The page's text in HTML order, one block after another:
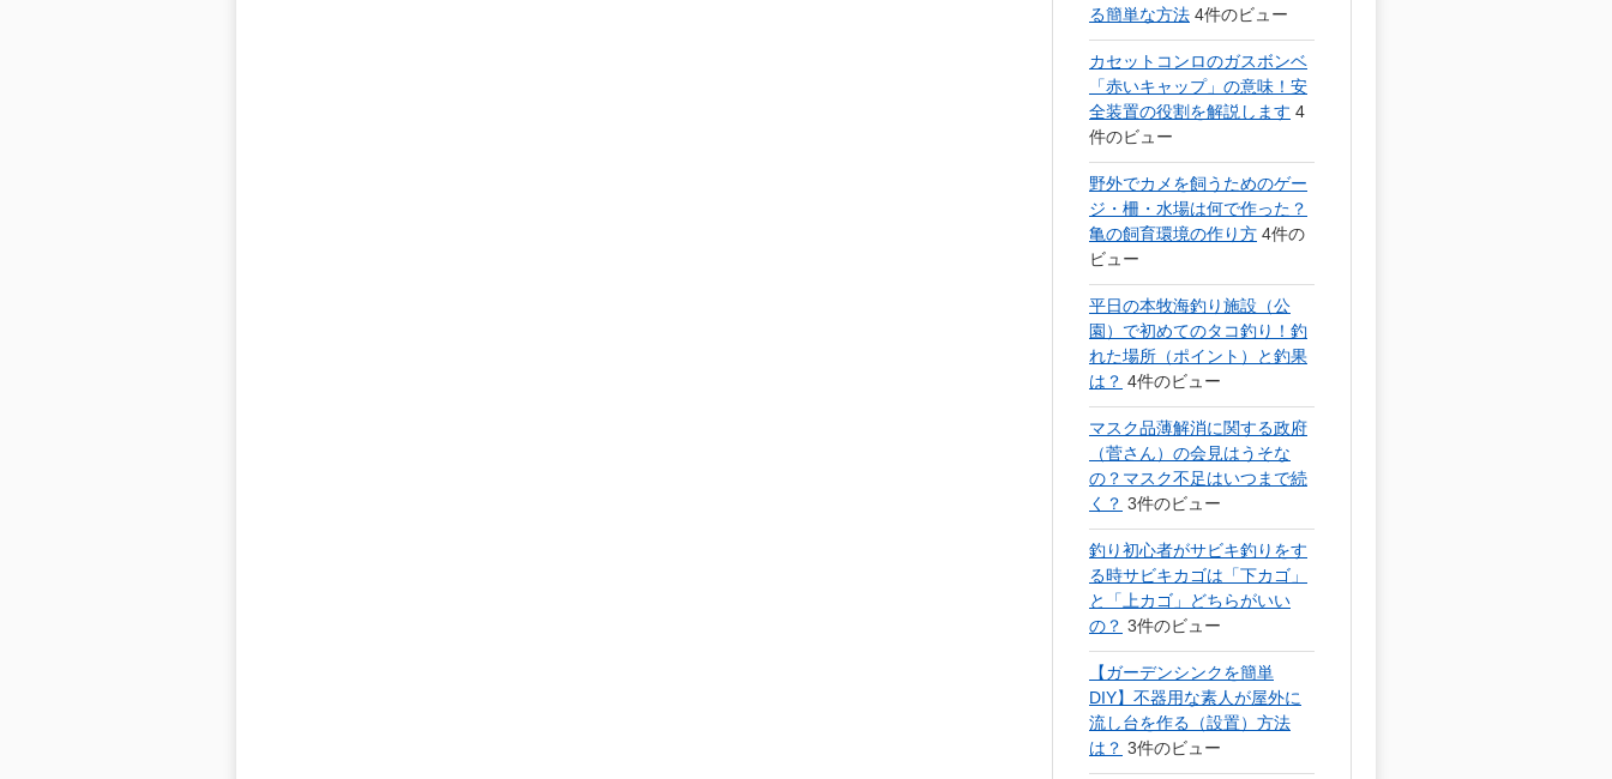
る簡単な方法 4件のビュー
カセットコンロのガスボンベ
「赤いキャップ」の意味！安
全装置の役割を解説します 4
件のビュー
野外でカメを飼うためのゲー
ジ・柵・水場は何で作った？
亀の飼育環境の作り方 4件の
ビュー
平日の本牧海釣り施設（公
園）で初めてのタコ釣り！釣
れた場所（ポイント）と釣果
は？ 4件のビュー
マスク品薄解消に関する政府
（菅さん）の会見はうそな
の？マスク不足はいつまで続
く？ 3件のビュー
釣り初心者がサビキ釣りをす
る時サビキカゴは「下カゴ」
と「上カゴ」どちらがいい
の？ 3件のビュー
【ガーデンシンクを簡単
DIY】不器用な素人が屋外に
流し台を作る（設置）方法
は？ 3件のビュー